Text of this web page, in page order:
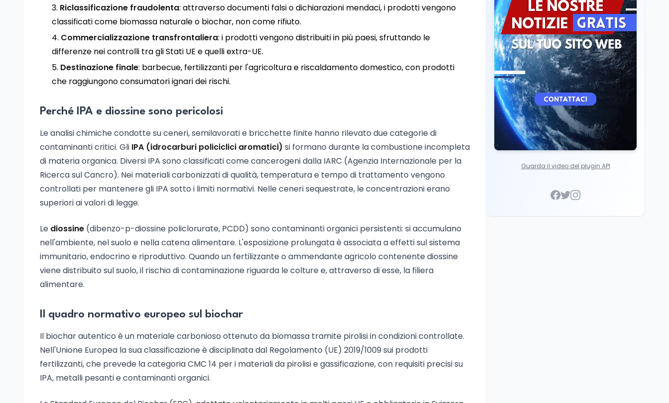
Riclassificazione fraudolenta: attraverso documenti falsi o dichiarazioni mendaci, i prodotti vengono
classificati come biomassa naturale o biochar, non come rifiuto.
Commercializzazione transfrontaliera: i prodotti vengono distribuiti in più paesi, sfruttando le
differenze nei controlli tra gli Stati UE e quelli extra-UE.
Destinazione finale: barbecue, fertilizzanti per l'agricoltura e riscaldamento domestico, con prodotti
che raggiungono consumatori ignari dei rischi.
Perché IPA e diossine sono pericolosi
Le analisi chimiche condotte su ceneri, semilavorati e bricchette finite hanno rilevato due categorie di
contaminanti critici. Gli IPA (idrocarburi policiclici aromatici) si formano durante la combustione incompleta
di materia organica. Diversi IPA sono classificati come cancerogeni dalla IARC (Agenzia Internazionale per la
Ricerca sul Cancro). Nei materiali carbonizzati di qualità, temperatura e tempo di trattamento vengono
controllati per mantenere gli IPA sotto i limiti normativi. Nelle ceneri sequestrate, le concentrazioni erano
superiori ai valori di legge.
Le diossine (dibenzo-p-diossine policlorurate, PCDD) sono contaminanti organici persistenti: si accumulano
nell'ambiente, nel suolo e nella catena alimentare. L'esposizione prolungata è associata a effetti sul sistema
immunitario, endocrino e riproduttivo. Quando un fertilizzante o ammendante agricolo contenente diossine
viene distribuito sul suolo, il rischio di contaminazione riguarda le colture e, attraverso di esse, la filiera
alimentare.
Il quadro normativo europeo sul biochar
Il biochar autentico è un materiale carbonioso ottenuto da biomassa tramite pirolisi in condizioni controllate.
Nell'Unione Europea la sua classificazione è disciplinata dal Regolamento (UE) 2019/1009 sui prodotti
fertilizzanti, che prevede la categoria CMC 14 per i materiali da pirolisi e gassificazione, con requisiti precisi su
IPA, metalli pesanti e contaminanti organici.
Ricerca 6 ago
Un secolo di Warburg: il
farmaco anti-tumore
che accende la glicolisi
Guarda il video del plugin API